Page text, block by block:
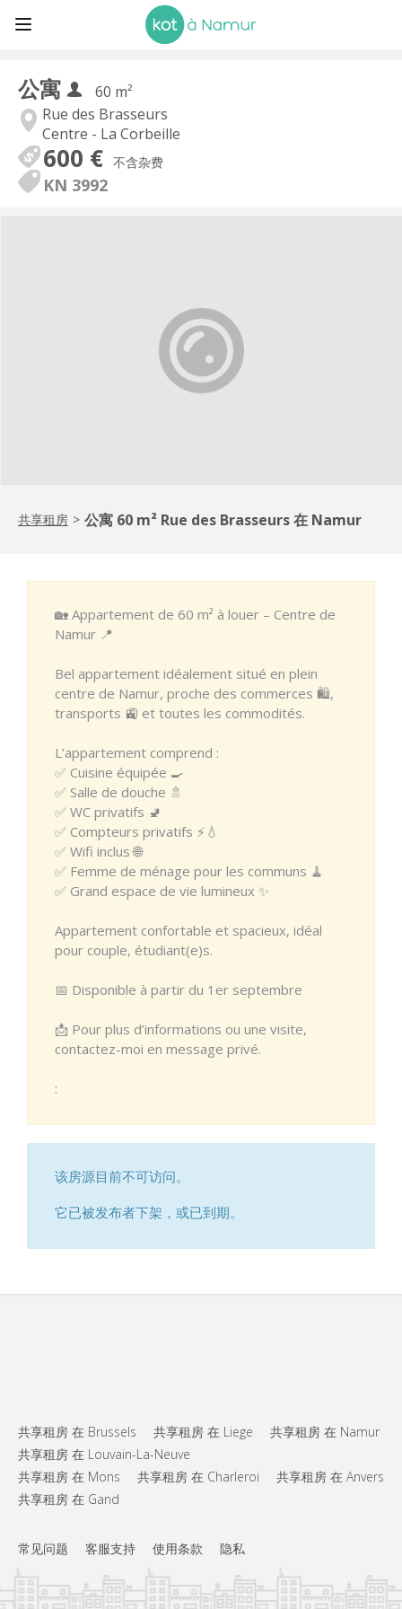
公寓
60 m²
Rue des Brasseurs
Centre - La Corbeille
600 € 不含杂费
KN 3992
共享租房 > 公寓 60 m² Rue des Brasseurs 在 Namur
🏡 Appartement de 60 m² à louer – Centre de
Namur 📍
Bel appartement idéalement situé en plein
centre de Namur, proche des commerces 🛍️,
transports 🚉 et toutes les commodités.
L’appartement comprend :
✅ Cuisine équipée 🍳
✅ Salle de douche 🚿
✅ WC privatifs 🚽
✅ Compteurs privatifs ⚡💧
✅ Wifi inclus 🌐
✅ Femme de ménage pour les communs 🧹
✅ Grand espace de vie lumineux ✨
Appartement confortable et spacieux, idéal
pour couple, étudiant(e)s.
📅 Disponible à partir du 1er septembre
📩 Pour plus d’informations ou une visite,
contactez-moi en message privé.
:
该房源目前不可访问。
它已被发布者下架，或已到期。
共享租房 在 Brussels 共享租房 在 Liege
共享租房 在 Namur
共享租房 在 Louvain-La-Neuve
共享租房 在 Mons
共享租房 在 Charleroi
共享租房 在 Anvers
共享租房 在 Gand
常见问题 客服支持 使用条款 隐私